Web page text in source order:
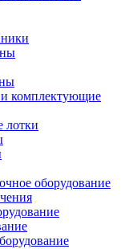
комплектующие
лотки
оборудование